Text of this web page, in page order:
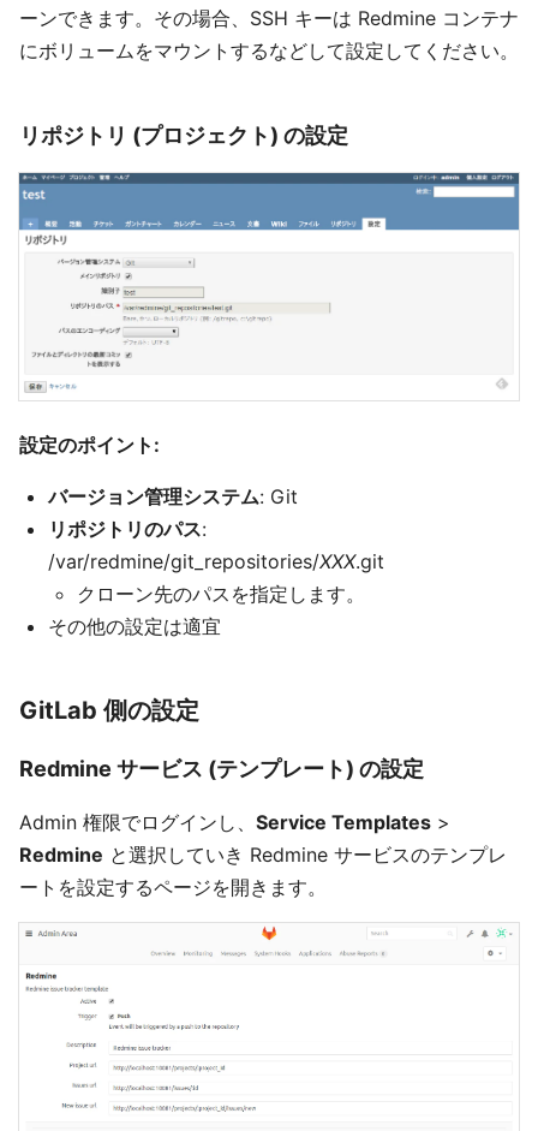
ーンできます。その場合、SSH キーは Redmine コンテナ
にボリュームをマウントするなどして設定してください。
リポジトリ (プロジェクト) の設定
設定のポイント:
バージョン管理システム: Git
リポジトリのパス:
/var/redmine/git_repositories/XXX.git
クローン先のパスを指定します。
その他の設定は適宜
GitLab 側の設定
Redmine サービス (テンプレート) の設定
Admin 権限でログインし、 Service Templates >
Redmine と選択していき Redmine サービスのテンプレ
ートを設定するページを開きます。